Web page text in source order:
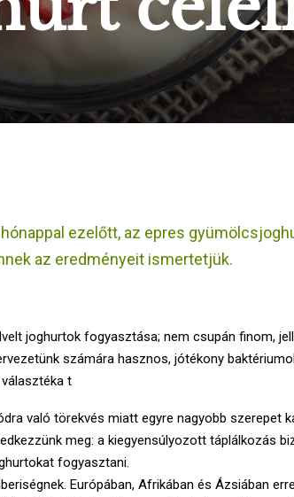
ezelőtt, az epres
az eredményeit ismertetjük.
joghurtok fogyasztása; nem csupán finom,
számára hasznos, jótékony
t
való törekvés miatt egyre nagyobb szerepet
meg: a kiegyensúlyozott táplálkozás
fogyasztani.
Európában, Afrikában és Ázsiában